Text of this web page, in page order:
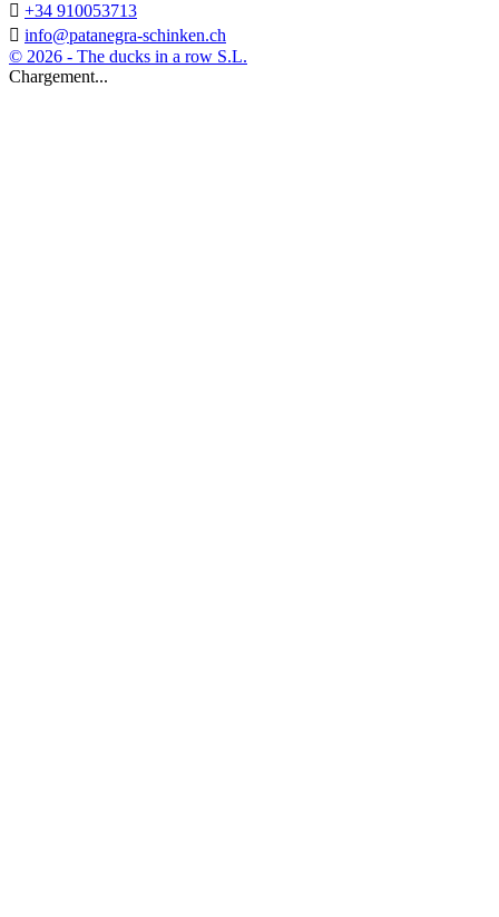
 +34 910053713
 info@patanegra-schinken.ch
© 2026 - The ducks in a row S.L.
Chargement...